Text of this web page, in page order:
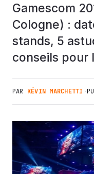
Gamescom
Cologne) :
stands, 5
conseils pour
PAR KÉVIN MARCHETTI ·